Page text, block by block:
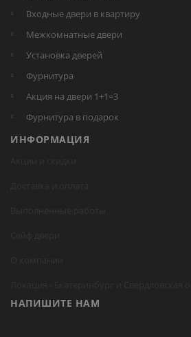
Входные двери в квартиру
Межкомнатные двери
Установка дверей
Фурнитура
Акция на двери 1+1=3
Фурнитура в подарок
ИНФОРМАЦИЯ
НАПИШИТЕ НАМ